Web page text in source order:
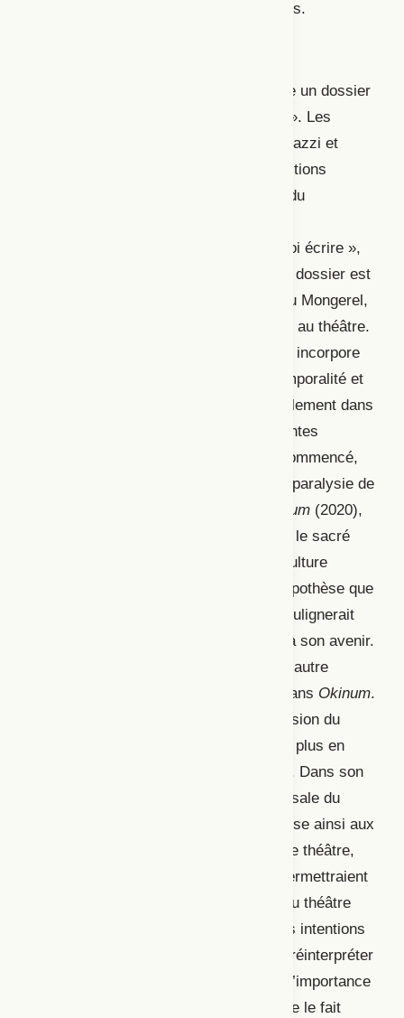
neurologique et l’égalité entre les genres.
propose un dossier
thématique intitulé « Gestes d’écriture ». Les
responsables de celui-ci, Enzo Giacomazzi et
Philippe Mangerel, y explorent les questions
« Pourquoi lire? » et « Pourquoi écrire du
auteur·trices se demandent plutôt « quoi écrire »,
Le dossier est
ouvert par un article de Caroline Coicou Mongerel,
qui s’intéresse à la notion de circularité au théâtre.
Cette nouvelle tendance dramaturgique incorpore
une approche non occidentale de la temporalité et
de la spatialité. Elle se décline principalement dans
la diégèse des pièces, et ce, de différentes
manières : le récit peut finir là où il a commencé,
marquer une stagnation ou encore une paralysie de
Okinum (2020),
Émilie Monnet met en scène le rituel et le sacré
grâce à des référents ancrés dans la culture
autochtone. Coicou Mongerel émet l’hypothèse que
l’intérêt pour la circularité au théâtre soulignerait
l’impuissance de l’individu par rapport à son avenir.
Francis Ducharme donne toutefois une autre
interprétation du traitement du temps dans Okinum.
Selon lui, la pièce offre une compréhension du
passé qui s’inscrit dans la tendance de plus en
plus populaire du théâtre documentaire. Dans son
article intitulé « La thématique transversale du
deuil en création », Ducharme s’intéresse ainsi aux
différentes manifestations de ce type de théâtre,
très prisées par la critique. Celles-ci permettraient
d’explorer d’autres formes que celles du théâtre
occidental traditionnel et de politiser les intentions
artistiques. Revisiter, et parfois même réinterpréter
le passé peut nous inciter à interroger l’importance
des technologies dans nos vies, comme le fait